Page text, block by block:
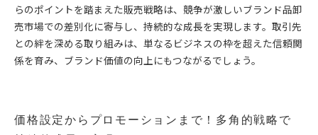
らのポイントを踏まえた販売戦略は、競争が激しいブランド品卸
売市場での差別化に寄与し、持続的な成長を実現します。取引先
との絆を深める取り組みは、単なるビジネスの枠を超えた信頼関
係を育み、ブランド価値の向上にもつながるでしょう。
価格設定からプロモーションまで！多角的戦略で